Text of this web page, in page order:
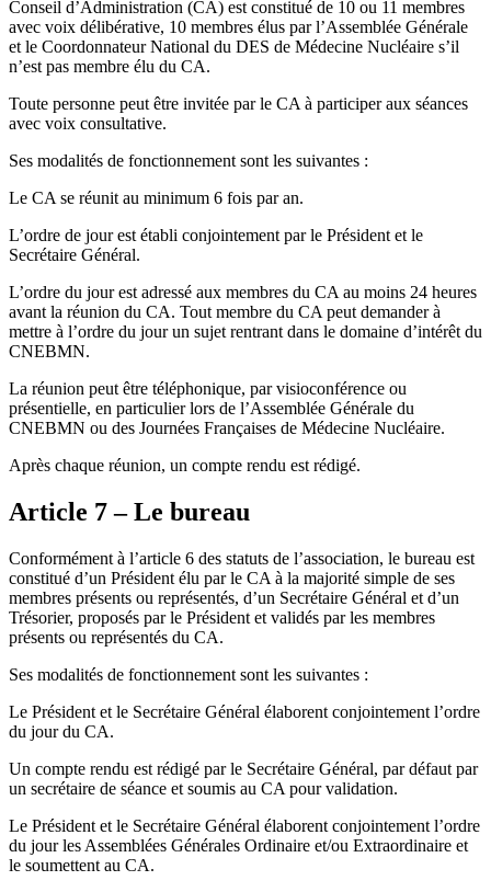
Conseil d’Administration (CA) est constitué de 10 ou 11 membres
avec voix délibérative, 10 membres élus par l’Assemblée Générale
et le Coordonnateur National du DES de Médecine Nucléaire s’il
n’est pas membre élu du CA.
Toute personne peut être invitée par le CA à participer aux séances
avec voix consultative.
Ses modalités de fonctionnement sont les suivantes :
Le CA se réunit au minimum 6 fois par an.
L’ordre de jour est établi conjointement par le Président et le
Secrétaire Général.
L’ordre du jour est adressé aux membres du CA au moins 24 heures
avant la réunion du CA. Tout membre du CA peut demander à
mettre à l’ordre du jour un sujet rentrant dans le domaine d’intérêt du
CNEBMN.
La réunion peut être téléphonique, par visioconférence ou
présentielle, en particulier lors de l’Assemblée Générale du
CNEBMN ou des Journées Françaises de Médecine Nucléaire.
Après chaque réunion, un compte rendu est rédigé.
Article 7 – Le bureau
Conformément à l’article 6 des statuts de l’association, le bureau est
constitué d’un Président élu par le CA à la majorité simple de ses
membres présents ou représentés, d’un Secrétaire Général et d’un
Trésorier, proposés par le Président et validés par les membres
présents ou représentés du CA.
Ses modalités de fonctionnement sont les suivantes :
Le Président et le Secrétaire Général élaborent conjointement l’ordre
du jour du CA.
Un compte rendu est rédigé par le Secrétaire Général, par défaut par
un secrétaire de séance et soumis au CA pour validation.
Le Président et le Secrétaire Général élaborent conjointement l’ordre
du jour les Assemblées Générales Ordinaire et/ou Extraordinaire et
le soumettent au CA.